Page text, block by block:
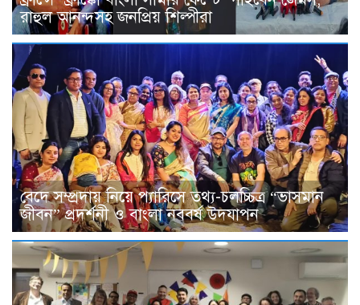
রাহুল আনন্দসহ জনপ্রিয় শিল্পীরা
বেদে সম্প্রদায় নিয়ে প্যারিসে তথ্য-চলচ্চিত্র “ভাসমান
জীবন” প্রদর্শনী ও বাংলা নববর্ষ উদযাপন